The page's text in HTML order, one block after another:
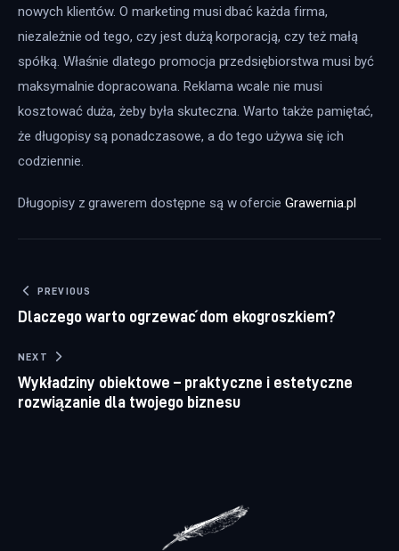
nowych klientów. O marketing musi dbać każda firma,
niezależnie od tego, czy jest dużą korporacją, czy też małą
spółką. Właśnie dlatego promocja przedsiębiorstwa musi być
maksymalnie dopracowana. Reklama wcale nie musi
kosztować duża, żeby była skuteczna. Warto także pamiętać,
że długopisy są ponadczasowe, a do tego używa się ich
codziennie.
Długopisy z grawerem dostępne są w ofercie Grawernia.pl
Nawigacja wpisu
PREVIOUS
Dlaczego warto ogrzewać dom ekogroszkiem?
NEXT
Wykładziny obiektowe – praktyczne i estetyczne
rozwiązanie dla twojego biznesu